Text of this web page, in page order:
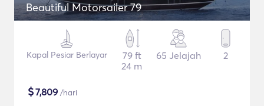
Beautiful Motorsailer 79
Kapal Pesiar Berlayar
79 ft
24 m
65 Jelajah 2
$7,809 /hari